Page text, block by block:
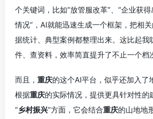
个关键词，比如“放管服改革”、“企业获得
情况”，AI就能迅速生成一个框架，把相
据统计、典型案例都整理出来。这比起我
件、查资料，效率简直提升了不止一个档
而且， 重庆的这个AI平台，似乎还加入了
根据重庆的实际情况，提供更具针对性的
“乡村振兴”方面，它会结合重庆的山地地